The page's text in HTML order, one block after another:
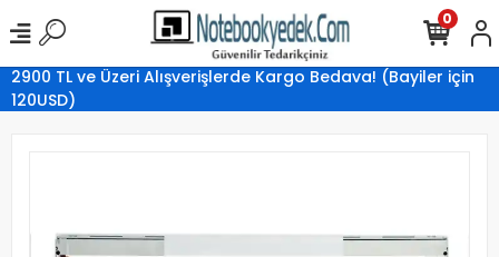
2900 TL ve Üzeri Alışverişlerde Kargo Bedava! (Bayiler için
120USD)
0